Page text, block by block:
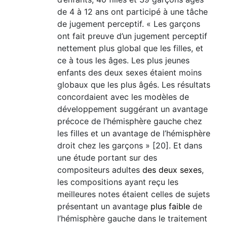
de 4 à 12 ans ont participé à une tâche
de jugement perceptif. « Les garçons
ont fait preuve d’un jugement perceptif
nettement plus global que les filles, et
ce à tous les âges. Les plus jeunes
enfants des deux sexes étaient moins
globaux que les plus âgés. Les résultats
concordaient avec les modèles de
développement suggérant un avantage
précoce de l’hémisphère gauche chez
les filles et un avantage de l’hémisphère
droit chez les garçons » [20]. Et dans
une étude portant sur des
compositeurs adultes des deux sexes,
les compositions ayant reçu les
meilleures notes étaient celles de sujets
présentant un avantage plus faible de
l’hémisphère gauche dans le traitement